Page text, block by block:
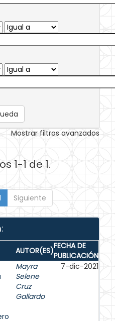
Mostrar filtros avanzados
1-1 de 1.
Siguiente
AUTOR(ES)FECHA DE
PUBLICACIÓN
Mayra
Selene
Cruz
Gallardo
7-dic-2021